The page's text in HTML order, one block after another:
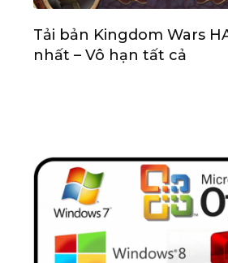
Tải bản Kingdom Wars
nhất – Vô hạn tất cả